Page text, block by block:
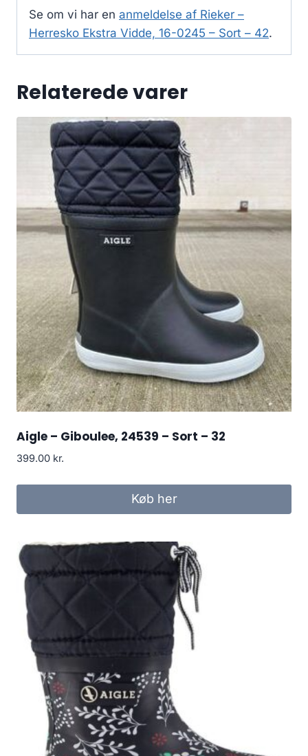
Se om vi har en anmeldelse af Rieker –
Herresko Ekstra Vidde, 16-0245 – Sort – 42.
Relaterede varer
Aigle – Giboulee, 24539 – Sort – 32
399.00 kr.
Køb her